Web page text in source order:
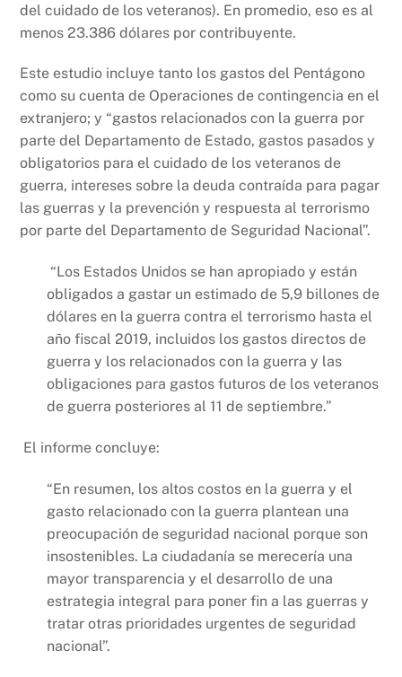
del cuidado de los veteranos). En promedio, eso es al
menos 23.386 dólares por contribuyente.
Este estudio incluye tanto los gastos del Pentágono
como su cuenta de Operaciones de contingencia en el
extranjero; y “gastos relacionados con la guerra por
parte del Departamento de Estado, gastos pasados ​​y
obligatorios para el cuidado de los veteranos de
guerra, intereses sobre la deuda contraída para pagar
las guerras y la prevención y respuesta al terrorismo
por parte del Departamento de Seguridad Nacional”.
“Los Estados Unidos se han apropiado y están
obligados a gastar un estimado de 5,9 billones de
dólares en la guerra contra el terrorismo hasta el
año fiscal 2019, incluidos los gastos directos de
guerra y los relacionados con la guerra y las
obligaciones para gastos futuros de los veteranos
de guerra posteriores al 11 de septiembre.”
El informe concluye:
“En resumen, los altos costos en la guerra y el
gasto relacionado con la guerra plantean una
preocupación de seguridad nacional porque son
insostenibles. La ciudadanía se merecería una
mayor transparencia y el desarrollo de una
estrategia integral para poner fin a las guerras y
tratar otras prioridades urgentes de seguridad
nacional”.